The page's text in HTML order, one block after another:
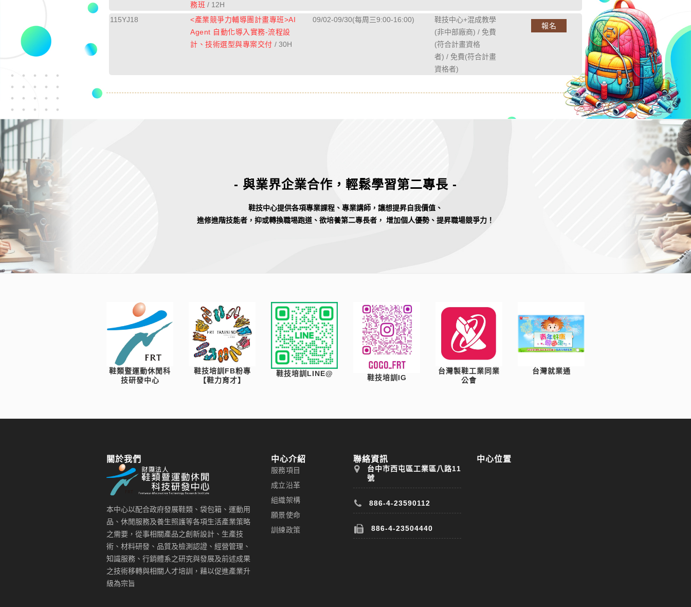
務班 / 12H
115YJ18
<產業競爭力輔導團計畫專班>AI
Agent 自動化導入實務-流程設
計、技術選型與專案交付 / 30H
09/02-09/30(每周三9:00-16:00)
鞋技中心+混成教學
(非中部廠商) / 免費
(符合計畫資格
者) / 免費(符合計畫
資格者)
報名
- 與業界企業合作，輕鬆學習第二專長 -
鞋技中心提供各項專業課程、專業講師，讓想提昇自我價值、
進修進階技能者，抑或轉換職埸跑道、欲培養第二專長者， 增加個人優勢、提昇職場競爭力！
鞋類暨運動休閒科
技研發中心
鞋技培訓FB粉專
【鞋力育才】
鞋技培訓LINE@ 鞋技培訓IG
台灣製鞋工業同業
公會
台灣就業通
關於我們
本中心以配合政府發展鞋類、袋包箱、運動用
品、休閒服務及養生照護等各項生活產業策略
之需要，從事相關產品之創新設計、生產技
術、材料研發、品質及檢測認證、經營管理、
知識服務、行銷體系之研究與發展及前述成果
之技術移轉與相關人才培訓，藉以促進產業升
級為宗旨
中心介紹
服務項目
成立沿革
組織架構
願景使命
訓練政策
聯絡資訊
台中市西屯區工業區八路11
號
886-4-23590112
886-4-23504440
中心位置